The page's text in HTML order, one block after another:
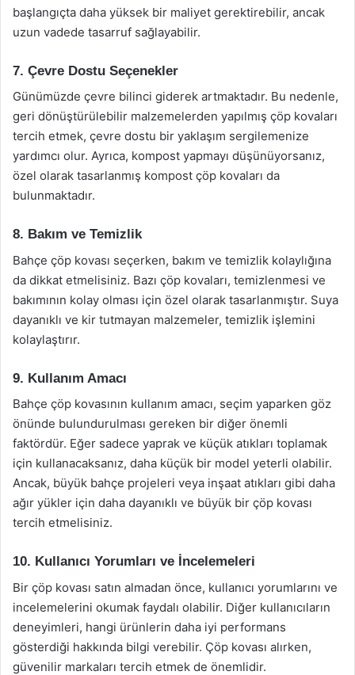
başlangıçta daha yüksek bir maliyet gerektirebilir, ancak
uzun vadede tasarruf sağlayabilir.
7. Çevre Dostu Seçenekler
Günümüzde çevre bilinci giderek artmaktadır. Bu nedenle,
geri dönüştürülebilir malzemelerden yapılmış çöp kovaları
tercih etmek, çevre dostu bir yaklaşım sergilemenize
yardımcı olur. Ayrıca, kompost yapmayı düşünüyorsanız,
özel olarak tasarlanmış kompost çöp kovaları da
bulunmaktadır.
8. Bakım ve Temizlik
Bahçe çöp kovası seçerken, bakım ve temizlik kolaylığına
da dikkat etmelisiniz. Bazı çöp kovaları, temizlenmesi ve
bakımının kolay olması için özel olarak tasarlanmıştır. Suya
dayanıklı ve kir tutmayan malzemeler, temizlik işlemini
kolaylaştırır.
9. Kullanım Amacı
Bahçe çöp kovasının kullanım amacı, seçim yaparken göz
önünde bulundurulması gereken bir diğer önemli
faktördür. Eğer sadece yaprak ve küçük atıkları toplamak
için kullanacaksanız, daha küçük bir model yeterli olabilir.
Ancak, büyük bahçe projeleri veya inşaat atıkları gibi daha
ağır yükler için daha dayanıklı ve büyük bir çöp kovası
tercih etmelisiniz.
10. Kullanıcı Yorumları ve İncelemeleri
Bir çöp kovası satın almadan önce, kullanıcı yorumlarını ve
incelemelerini okumak faydalı olabilir. Diğer kullanıcıların
deneyimleri, hangi ürünlerin daha iyi performans
gösterdiği hakkında bilgi verebilir. Çöp kovası alırken,
güvenilir markaları tercih etmek de önemlidir.